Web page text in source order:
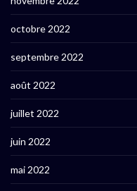
octobre 2022
septembre 2022
août 2022
juillet 2022
juin 2022
mai 2022